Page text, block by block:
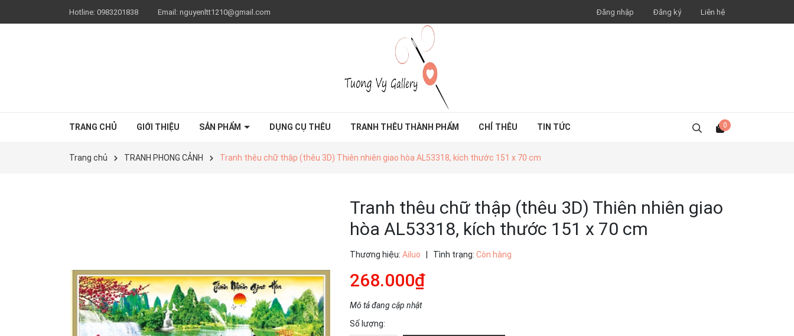
Hotline: 0983201838 Email: nguyenltt1210@gmail.com Đăng nhập Đăng ký Liên hệ
TRANG CHỦ GIỚI THIỆU SẢN PHẨM DỤNG CỤ THÊU TRANH THÊU THÀNH PHẨM CHỈ THÊU TIN TỨC 0
Trang chủ TRANH PHONG CẢNH Tranh thêu chữ thập (thêu 3D) Thiên nhiên giao hòa AL53318, kích thước 151 x 70 cm
Tranh thêu chữ thập (thêu 3D) Thiên nhiên giao
hòa AL53318, kích thước 151 x 70 cm
Thương hiệu: Ailuo Tình trạng: Còn hàng
268.000₫
Mô tả đang cập nhật
Số lượng: